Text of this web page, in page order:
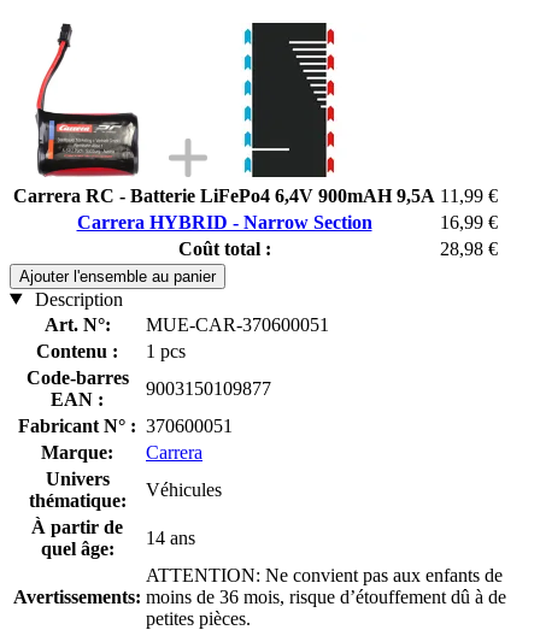
Carrera RC - Batterie LiFePo4 6,4V 900mAH 9,5A 11,99 €
Carrera HYBRID - Narrow Section
16,99 €
Coût total :
28,98 €
Ajouter l'ensemble au panier
Description
Art. N°:
MUE-CAR-370600051
Contenu :
1 pcs
Code-barres
EAN :
9003150109877
Fabricant N° : 370600051
Marque:
Carrera
Univers
thématique:
Véhicules
À partir de
quel âge:
14 ans
Avertissements:
ATTENTION: Ne convient pas aux enfants de
moins de 36 mois, risque d’étouffement dû à de
petites pièces.